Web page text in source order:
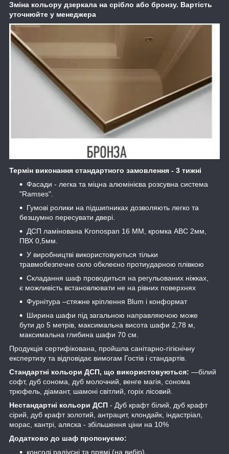
Зміна кольору дзеркала на срібло або бронзу. Вартість
уточнюйте у менеджера
Термін виконання стандартного замовлення - 3 тижні
Фасади - легка та міцна алюмінієва розсувна система
"Ramses".
Гумові ролики на підшипниках дозволяють легко та
безшумно пересувати двері.
ДСП ламінована Kronospan 16 ММ, кромка АВС 2мм,
ПВХ 0,5мм.
У виробництві використовуються тільки
травмобезпечне скло обклеєно протиударною плівкою
Складання шаф проводиться на регульованих ніжках,
є можливість встановлювати не на рівних поверхнях
Фурнітура –стяжне кріплення Blum і конформат
Ширина шафи під загальною направляючою може
бути до 5 метрів, максимальна висота шафи 2,78 м,
максимальна глибина шафи 70 см.
Продукція сертифікована, пройшла санітарно-гігієнічну
експертизу та відповідає вимогам Гостів і стандартів.
Стандартні кольори ДСП, що використовуються: ―білий
софт, дуб сонома, дуб молочний, венге магія, сонома
трюфель, діамант, шамоні світлий, горіх лісовий.
Нестандартні кольори ДСП - Дуб крафт білий, дуб крафт
сірий, дуб крафт золотий, антрацит, клондайк, індастріал,
морас, кантрі, аляска - збільшення ціни на 10%
Додатково до шаф пропонуємо:
консолі радіусні та прямі (на вибір)